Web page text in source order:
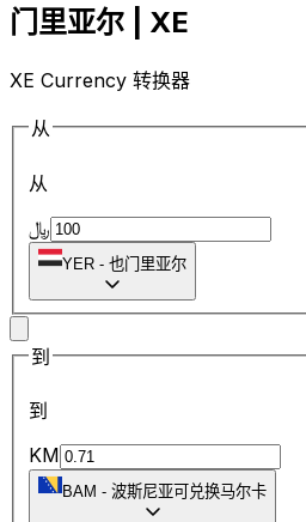
门里亚尔 | XE
XE Currency 转换器
从
从
﷼
YER - 也门里亚尔
到
到
KM
BAM - 波斯尼亚可兑换马尔卡